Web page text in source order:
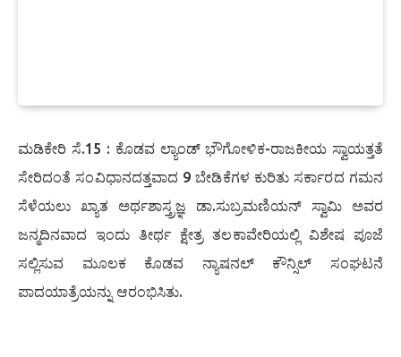
ಮಡಿಕೇರಿ ಸೆ.15 : ಕೊಡವ ಲ್ಯಾಂಡ್ ಭೌಗೋಳಿಕ-ರಾಜಕೀಯ ಸ್ವಾಯತ್ತತೆ
ಸೇರಿದಂತೆ ಸಂವಿಧಾನದತ್ತವಾದ 9 ಬೇಡಿಕೆಗಳ ಕುರಿತು ಸರ್ಕಾರದ ಗಮನ
ಸೆಳೆಯಲು ಖ್ಯಾತ ಅರ್ಥಶಾಸ್ತ್ರಜ್ಞ ಡಾ.ಸುಬ್ರಮಣಿಯನ್ ಸ್ವಾಮಿ ಅವರ
ಜನ್ಮದಿನವಾದ ಇಂದು ತೀರ್ಥ ಕ್ಷೇತ್ರ ತಲಕಾವೇರಿಯಲ್ಲಿ ವಿಶೇಷ ಪೂಜೆ
ಸಲ್ಲಿಸುವ ಮೂಲಕ ಕೊಡವ ನ್ಯಾಷನಲ್ ಕೌನ್ಸಿಲ್ ಸಂಘಟನೆ
ಪಾದಯಾತ್ರೆಯನ್ನು ಆರಂಭಿಸಿತು.